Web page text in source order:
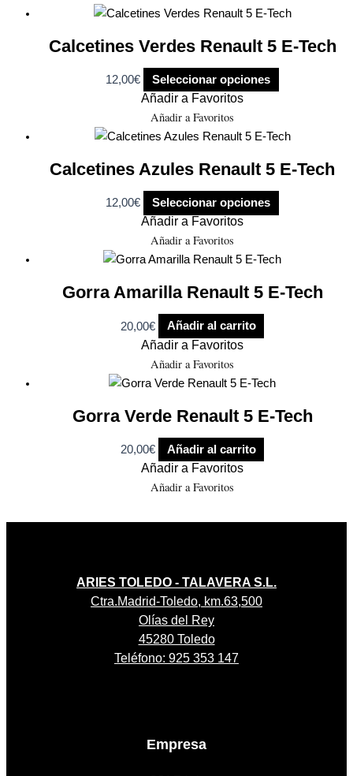
Calcetines Verdes Renault 5 E-Tech
12,00€ Seleccionar opciones
Añadir a Favoritos
Añadir a Favoritos
Calcetines Azules Renault 5 E-Tech
12,00€ Seleccionar opciones
Añadir a Favoritos
Añadir a Favoritos
Gorra Amarilla Renault 5 E-Tech
20,00€ Añadir al carrito
Añadir a Favoritos
Añadir a Favoritos
Gorra Verde Renault 5 E-Tech
20,00€ Añadir al carrito
Añadir a Favoritos
Añadir a Favoritos
ARIES TOLEDO - TALAVERA S.L.
Ctra.Madrid-Toledo, km.63,500
Olías del Rey
45280 Toledo
Teléfono: 925 353 147
Empresa